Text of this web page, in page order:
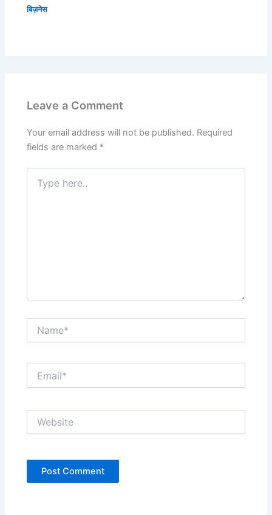
बिज़नेस
Leave a Comment
Your email address will not be published. Required
fields are marked *
Type
here..